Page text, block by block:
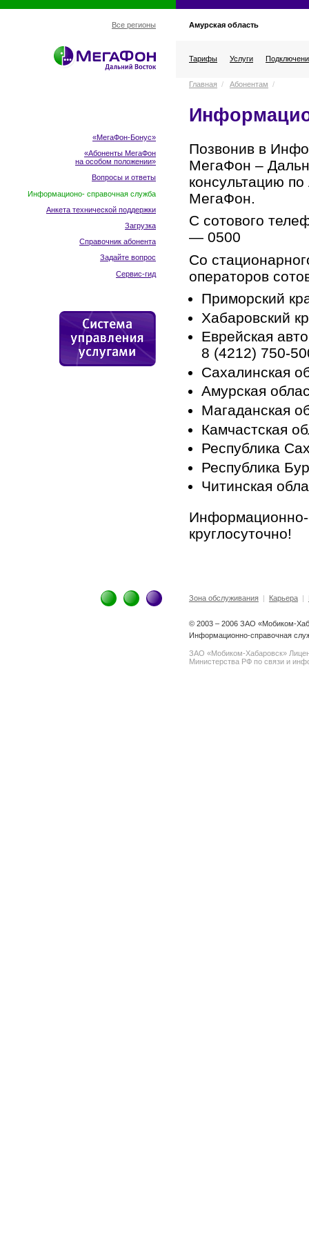
Все регионы Амурская область
Тарифы Услуги
«МегаФон-Бонус»
«Абоненты МегаФон
на особом положении»
Вопросы и ответы
Информационо- справочная служба
Анкета технической поддержки
Загрузка
Справочник абонента
Задайте вопрос
Сервис-гид
Главная / Абонентам /
Позвонив в
МегаФон –
консультацию
МегаФон.
C сотового
— 0500
Со
операторов
Приморский
Хабаровский
Еврейская
8 (4212) 750-
Сахалинская
Амурская
Магаданская
Камчастская
Республика
Республика
Читинская
Информационно-
круглосуточно!
Зона обслуживания| Карьера|
© 2003 – 2006 ЗАО «Мобиком-
Информационно-справочная
ЗАО «Мобиком-Хабаровск»
Министерства РФ по связи и